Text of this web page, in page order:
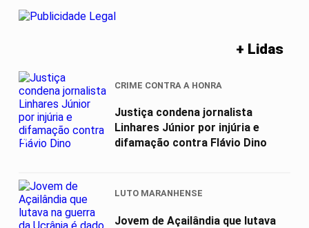
+ Lidas
01
CRIME CONTRA A HONRA
Justiça condena jornalista
Linhares Júnior por injúria e
difamação contra Flávio Dino
LUTO MARANHENSE
Jovem de Açailândia que lutava